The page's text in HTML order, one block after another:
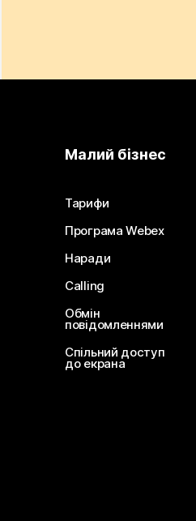
Малий бізнес
Тарифи
Програма Webex
Наради
Calling
Обмін
повідомленнями
Спільний доступ
до екрана